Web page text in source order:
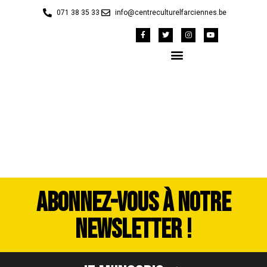
071 38 35 33 info@centreculturelfarciennes.be
ABONNEZ-VOUS À NOTRE
NEWSLETTER !